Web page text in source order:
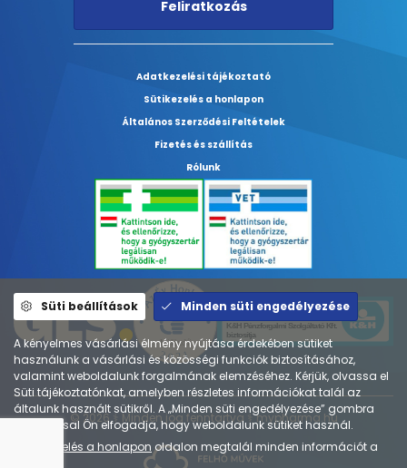
Feliratkozás
Adatkezelési tájékoztató
Sütikezelés a honlapon
Általános Szerződési Feltételek
Fizetés és szállítás
Rólunk
© 2026 ⚕︎ Minden jog fenntartva ⚕︎ mypharma.hu
Süti beállítások Minden süti engedélyezése
A kényelmes vásárlási élmény nyújtása érdekében sütiket
használunk a vásárlási és közösségi funkciók biztosításához,
valamint weboldalunk forgalmának elemzéséhez. Kérjük, olvassa el
Süti tájékoztatónkat, amelyben részletes információkat talál az
általunk használt sütikről. A „Minden süti engedélyezése” gombra
kattintással Ön elfogadja, hogy weboldalunk sütiket használ.
Sütikezelés a honlapon oldalon megtalál minden információt a